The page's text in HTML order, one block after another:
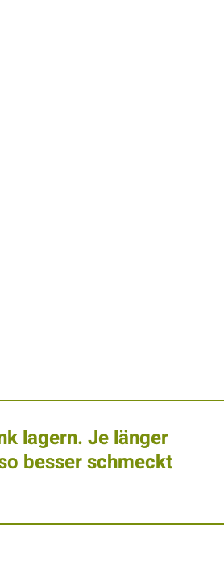
lagern. Je länger
besser schmeckt